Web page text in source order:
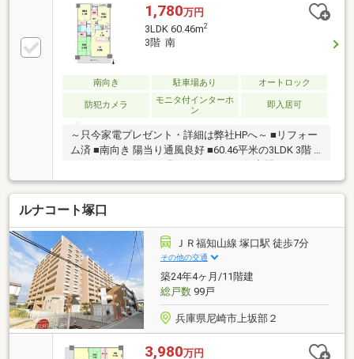
1,780万円
3LDK 60.46m2
3階 南
南向き 駐車場あり オートロック
防犯カメラ
モニタ付インターホ
ン
即入居可
～只今家電プレゼント・詳細は弊社HPへ～ ■リフォー
ム済 ■南向き 陽当り通風良好 ■60.46平米の3LDK 3階 ■
バルコニーに面した明るいリビング ■住空間スッキ
リ！全居室・廊下収納
ルナコート塚口
ＪＲ福知山線 塚口駅 徒歩7分
その他の交通
築24年4ヶ月/11階建
総戸数99戸
兵庫県尼崎市上坂部２
3,980万円